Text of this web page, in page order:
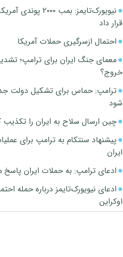
نیویورک‌تایمز:
قرار داد
احتمال ازسرگیری حملات آمریکا
معمای جنگ ایران برای ترامپ؛
خروج؟
ترامپ: حماس برای تشکیل دولت
شود
چین ارسال سلاح به ایران را تکذیب
پیشنهاد سنتکام به ترامپ برای
ایران
ادعای ترامپ: به حملات ایران
ادعای نیویورک‌تایمز درباره حمله
اوکراین